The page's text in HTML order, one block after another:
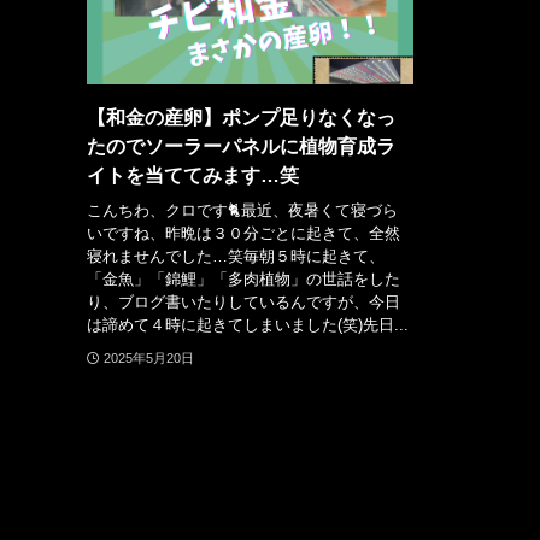
【和金の産卵】ポンプ足りなくなっ
たのでソーラーパネルに植物育成ラ
イトを当ててみます…笑
こんちわ、クロです🐈最近、夜暑くて寝づら
いですね、昨晩は３０分ごとに起きて、全然
寝れませんでした…笑毎朝５時に起きて、
「金魚」「錦鯉」「多肉植物」の世話をした
り、ブログ書いたりしているんですが、今日
は諦めて４時に起きてしまいました(笑)先日...
2025年5月20日